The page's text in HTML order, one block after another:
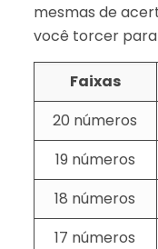
mesmas de
você torcer
Faixas
20 números
19 números
18 números
17 números